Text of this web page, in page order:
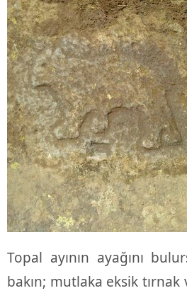
Topal ayının ayağını
bakın; mutlaka eksik tırnak